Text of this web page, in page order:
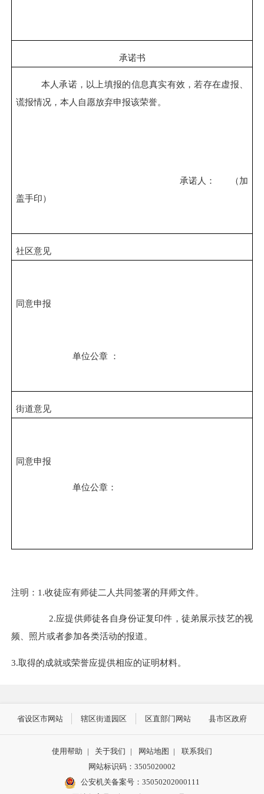
承诺书
本人承诺，以上填报的信息真实有效，若存在虚报、
谎报情况，本人自愿放弃申报该荣誉。
承诺人：
（加
盖手印）
社区意见
同意申报
单位公章 ：
街道意见
同意申报
单位公章：
注明： 1.收徒应有师徒二人共同签署的拜师文件。
2.应提供师徒各自身份证复印件，徒弟展示技艺的视
频、照片或者参加各类活动的报道。
3.取得的成就或荣誉应提供相应的证明材料。
省设区市网站 辖区街道园区 区直部门网站 县市区政府
使用帮助 | 关于我们 | 网站地图 |
联系我们
网站标识码：3505020002
公安机关备案号：35050202000111